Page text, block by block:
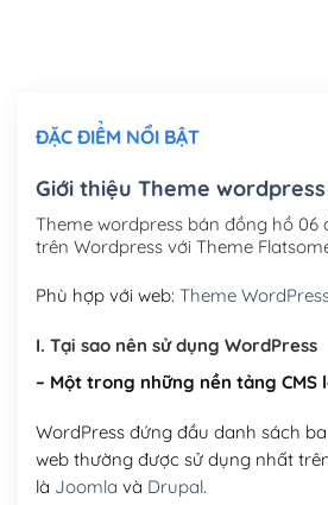
Mua thêm Host + Tên miền
Tên miền Việt Nam .vn (1 năm)
Hosting 5GB SSD (1 năm)
ĐẶC ĐIỂM NỔI BẬT
Giới thiệu Theme
Theme wordpress bán đồng hồ 06
trên Wordpress với Theme
Phù hợp với web: Theme
I. Tại sao nên sử dụng WordPress
– Một trong những nền tảng CMS
WordPress đứng đầu danh sách
web thường được sử dụng nhất
là Joomla và Drupal.